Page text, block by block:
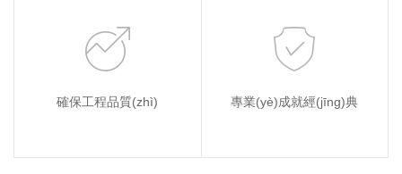
確保工程品質(zhì) 專業(yè)成就經(jīng)典